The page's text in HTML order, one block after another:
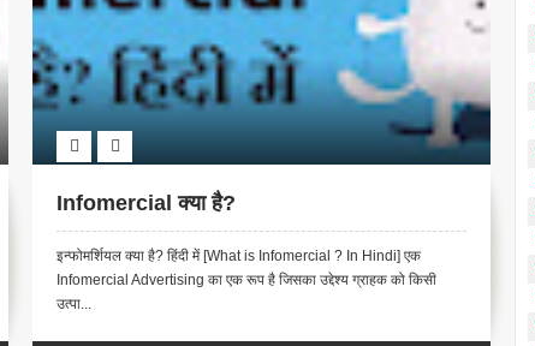
Infomercial क्या है?
इन्फोमर्शियल क्या है? हिंदी में [What is Infomercial ? In Hindi] एक
Infomercial Advertising का एक रूप है जिसका उद्देश्य ग्राहक को किसी
उत्पा...